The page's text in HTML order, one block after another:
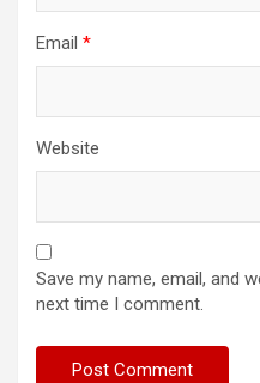
Email *
Website
Save my name, email, and
next time I comment.